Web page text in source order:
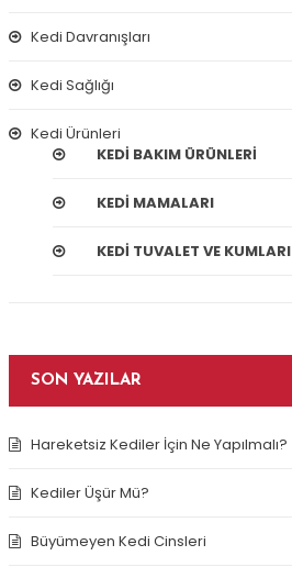
Kedi Davranışları
Kedi Sağlığı
Kedi Ürünleri
KEDI BAKIM ÜRÜNLERI
KEDI MAMALARI
KEDI TUVALET VE KUMLARI
SON YAZILAR
Hareketsiz Kediler İçin Ne Yapılmalı?
Kediler Üşür Mü?
Büyümeyen Kedi Cinsleri